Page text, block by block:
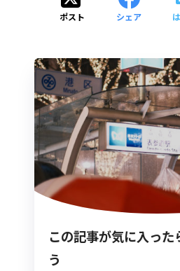
ポスト シェア
この記事が気に入った
う